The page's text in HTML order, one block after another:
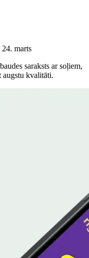
24. marts
saraksts ar soļiem,
augstu kvalitāti.